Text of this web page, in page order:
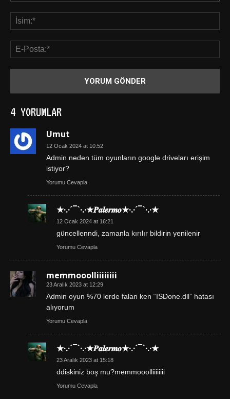
4 YORUMLAR
Umut
12 Ocak 2024 at 10:52
Admin neden tüm oyunların google driveları erişim
istiyor?
Yorumu Cevapla
★·.·´¯`·.·★𝑷𝒂𝒍𝒆𝒓𝒎𝒐★·.·´¯`·.·★
12 Ocak 2024 at 16:21
güncellenndi, zamanla kırılır bildirin yenilenir
Yorumu Cevapla
memmooolliiiiiiii
23 Aralık 2023 at 12:29
Admin oyun %70 lerde falan ken “ISDone.dll” hatası
alıyorum
Yorumu Cevapla
★·.·´¯`·.·★𝑷𝒂𝒍𝒆𝒓𝒎𝒐★·.·´¯`·.·★
23 Aralık 2023 at 15:18
ddiskiniz boş mu?memmooolliiiiiiii
Yorumu Cevapla